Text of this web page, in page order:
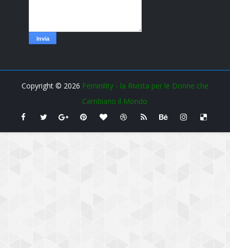
Copyright © 2026 Feminility - la Rivista per le Donne che
Cambiano il Mondo